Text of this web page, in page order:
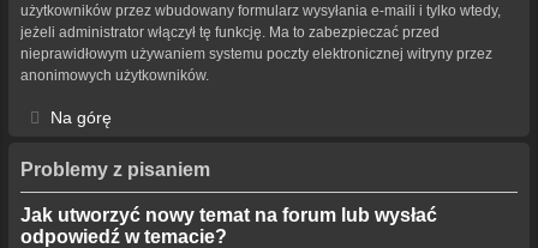
użytkowników przez wbudowany formularz wysyłania e-maili i tylko wtedy,
jeżeli administrator włączył tę funkcję. Ma to zabezpieczać przed
nieprawidłowym używaniem systemu poczty elektronicznej witryny przez
anonimowych użytkowników.
Na górę
Problemy z pisaniem
Jak utworzyć nowy temat na forum lub wysłać
odpowiedź w temacie?